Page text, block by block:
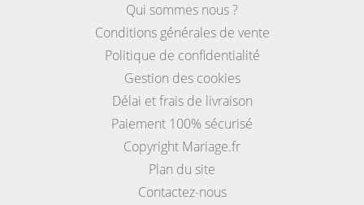
Qui sommes nous ?
Conditions générales de vente
Politique de confidentialité
Gestion des cookies
Délai et frais de livraison
Paiement 100% sécurisé
Copyright Mariage.fr
Plan du site
Contactez-nous